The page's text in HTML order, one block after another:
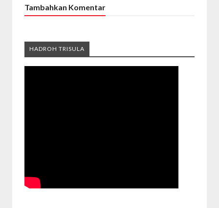
Tambahkan Komentar
HADROH TRISULA